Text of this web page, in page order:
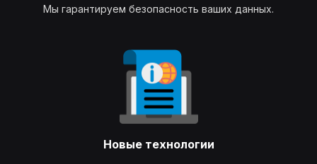
Мы гарантируем безопасность ваших данных.
Новые технологии